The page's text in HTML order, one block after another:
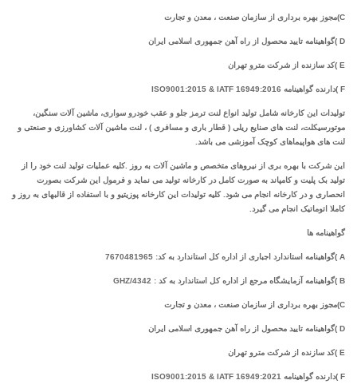
C)مجوز بهره برداری از سازمان صنعت ، معدن و تجارت
D )گواهینامه تایید محصول از راه آهن جمهوری اسلامی ایران
E )کد سازنده از شرکت مترو تهران
F )دارنده گواهینامه ISO9001:2015 & IATF 16949:2016
تولیدات این کارخانه شامل تولید انواع لنت ترمز جلو و عقب خودرو سواری، ماشین آلات سنگین،
موتورسیکلت، لنت های صنایع ریلی ( قطار باری و مسافری ) ، لنت ماشین آلات کشاورزی و صنعتی و
لنت های هواپیماهای کوچک آموزشی می باشد.
این شرکت با بهره بری از نیروهای متخصص و ماشین آلات به روز .کلیه عملیات تولید لنت خود را از
تولید بک پلیت و کامپاند به صورت کامل در کارخانه تولید می نماید و فرمول این شرکت بصورت
انحصاری و در کارخانه انجام می شود. کلیه تولیدات این کارخانه پوزیتیو و با استفاده از قالبهای به روز و
کاملا اتوماتیک انجام می گیرد.
گواهینامه ها
A )گواهینامه استاندارد اجباری از اداره کل استاندارد به کد: 7670481965
B )گواهینامه آزمایشگاه مرجع از اداره کل استاندارد به کد : GHZ/4342
C)مجوز بهره برداری از سازمان صنعت ، معدن و تجارت
D )گواهینامه تایید محصول از راه آهن جمهوری اسلامی ایران
E )کد سازنده از شرکت مترو تهران
F )دارنده گواهینامه ISO9001:2015 & IATF 16949:2021